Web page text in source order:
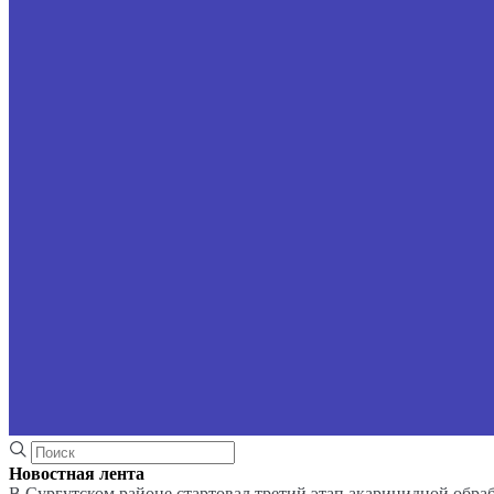
Новостная лента